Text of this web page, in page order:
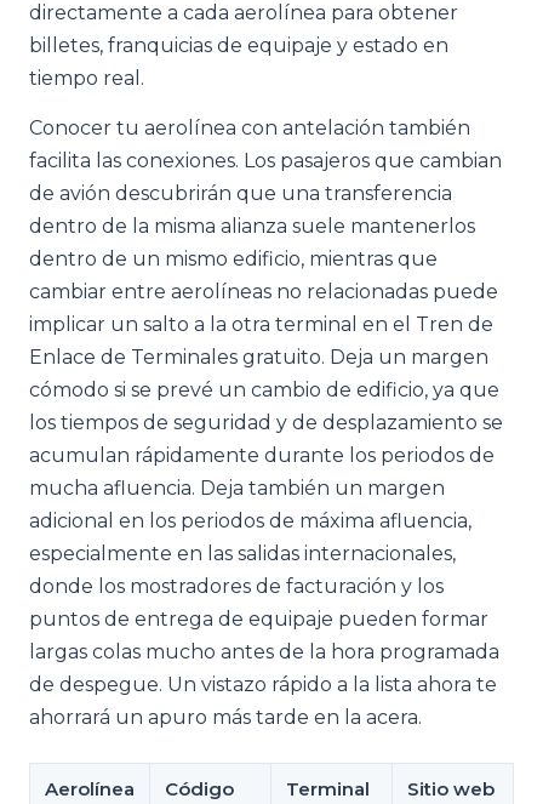
directamente a cada aerolínea para obtener
billetes, franquicias de equipaje y estado en
tiempo real.
Conocer tu aerolínea con antelación también
facilita las conexiones. Los pasajeros que cambian
de avión descubrirán que una transferencia
dentro de la misma alianza suele mantenerlos
dentro de un mismo edificio, mientras que
cambiar entre aerolíneas no relacionadas puede
implicar un salto a la otra terminal en el Tren de
Enlace de Terminales gratuito. Deja un margen
cómodo si se prevé un cambio de edificio, ya que
los tiempos de seguridad y de desplazamiento se
acumulan rápidamente durante los periodos de
mucha afluencia. Deja también un margen
adicional en los periodos de máxima afluencia,
especialmente en las salidas internacionales,
donde los mostradores de facturación y los
puntos de entrega de equipaje pueden formar
largas colas mucho antes de la hora programada
de despegue. Un vistazo rápido a la lista ahora te
ahorrará un apuro más tarde en la acera.
Aerolínea
Código
Terminal
Sitio web